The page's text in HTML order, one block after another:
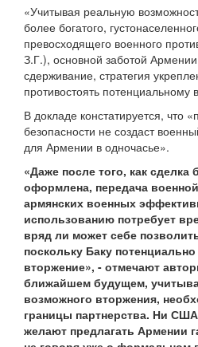
«Учитывая реальную
более богатого,
превосходящего военного
З.Г.), основной заботой
сдерживание, стратегия
противостоять потенциальному
В докладе констатируется, что
безопасности не создаст
для Армении в одночасье».
«Даже после того, как
оформлена, передача
армянских военных
использованию потребует
вряд ли может себе
поскольку Баку
вторжение», - отмечают
ближайшем будущем,
возможного вторжения,
границы партнерства. Ни
желают предлагать Армении